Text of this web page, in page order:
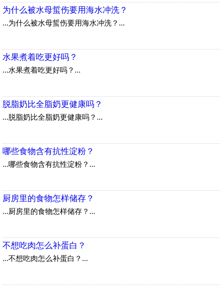
为什么被水母蜇伤要用海水冲洗？
...为什么被水母蜇伤要用海水冲洗？...
水果煮着吃更好吗？
...水果煮着吃更好吗？...
脱脂奶比全脂奶更健康吗？
...脱脂奶比全脂奶更健康吗？...
哪些食物含有抗性淀粉？
...哪些食物含有抗性淀粉？...
厨房里的食物怎样储存？
...厨房里的食物怎样储存？...
不想吃肉怎么补蛋白？
...不想吃肉怎么补蛋白？...